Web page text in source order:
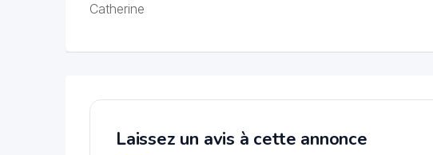
Catherine
Laissez un avis à cette annonce